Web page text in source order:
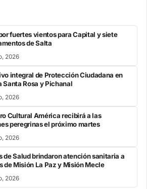
fuertes vientos para Capital y siete
de Salta
2026
integral de Protección Ciudadana en
Santa Rosa y Pichanal
2026
Cultural América recibirá a las
peregrinas el próximo martes
2026
de Salud brindaron atención sanitaria a
de Misión La Paz y Misión Mecle
2026